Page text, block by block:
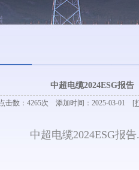
中超电缆2024ESG报告
击数：4265次 添加时间：2025-03-01 [
中超电缆2024ESG报